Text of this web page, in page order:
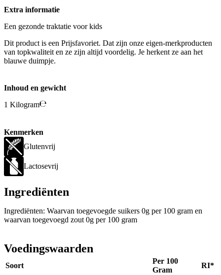
Extra informatie
Een gezonde traktatie voor kids
Dit product is een Prijsfavoriet. Dat zijn onze eigen-merkproducten
van topkwaliteit en ze zijn altijd voordelig. Je herkent ze aan het
blauwe duimpje.
Inhoud en gewicht
1 Kilogram
Kenmerken
Glutenvrij
Lactosevrij
Ingrediënten
Ingrediënten: Waarvan toegevoegde suikers 0g per 100 gram en
waarvan toegevoegd zout 0g per 100 gram
Voedingswaarden
Soort
Per 100
Gram
RI*